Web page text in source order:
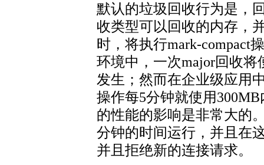
默认的垃圾回收行为是，
收类型可以回收的内存，
时，将执行mark-compact
环境中，一次major回收
发生；然而在企业级应用
操作每5分钟就使用
的性能的影响是非常大的
分钟的时间运行，并且在
并且拒绝新的连接请求。